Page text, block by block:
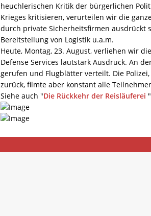
heuchlerischen Kritik der bürgerlichen
Krieges kritisieren, verurteilen wir die
durch private Sicherheitsfirmen ausdrückt
Bereitstellung von Logistik u.a.m.
Heute, Montag, 23. August, verliehen wir
Defense Services lautstark Ausdruck. An
gerufen und Flugblätter verteilt. Die
zurück, filmte aber konstant alle
Siehe auch "Die Rückkehr der Reisläuferei